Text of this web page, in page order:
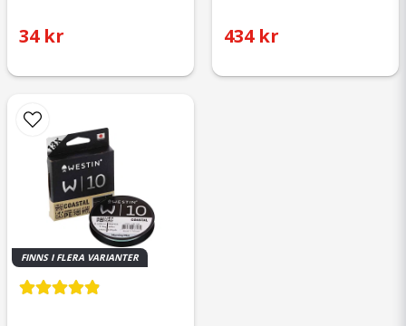
34 kr 434 kr
FINNS I FLERA VARIANTER